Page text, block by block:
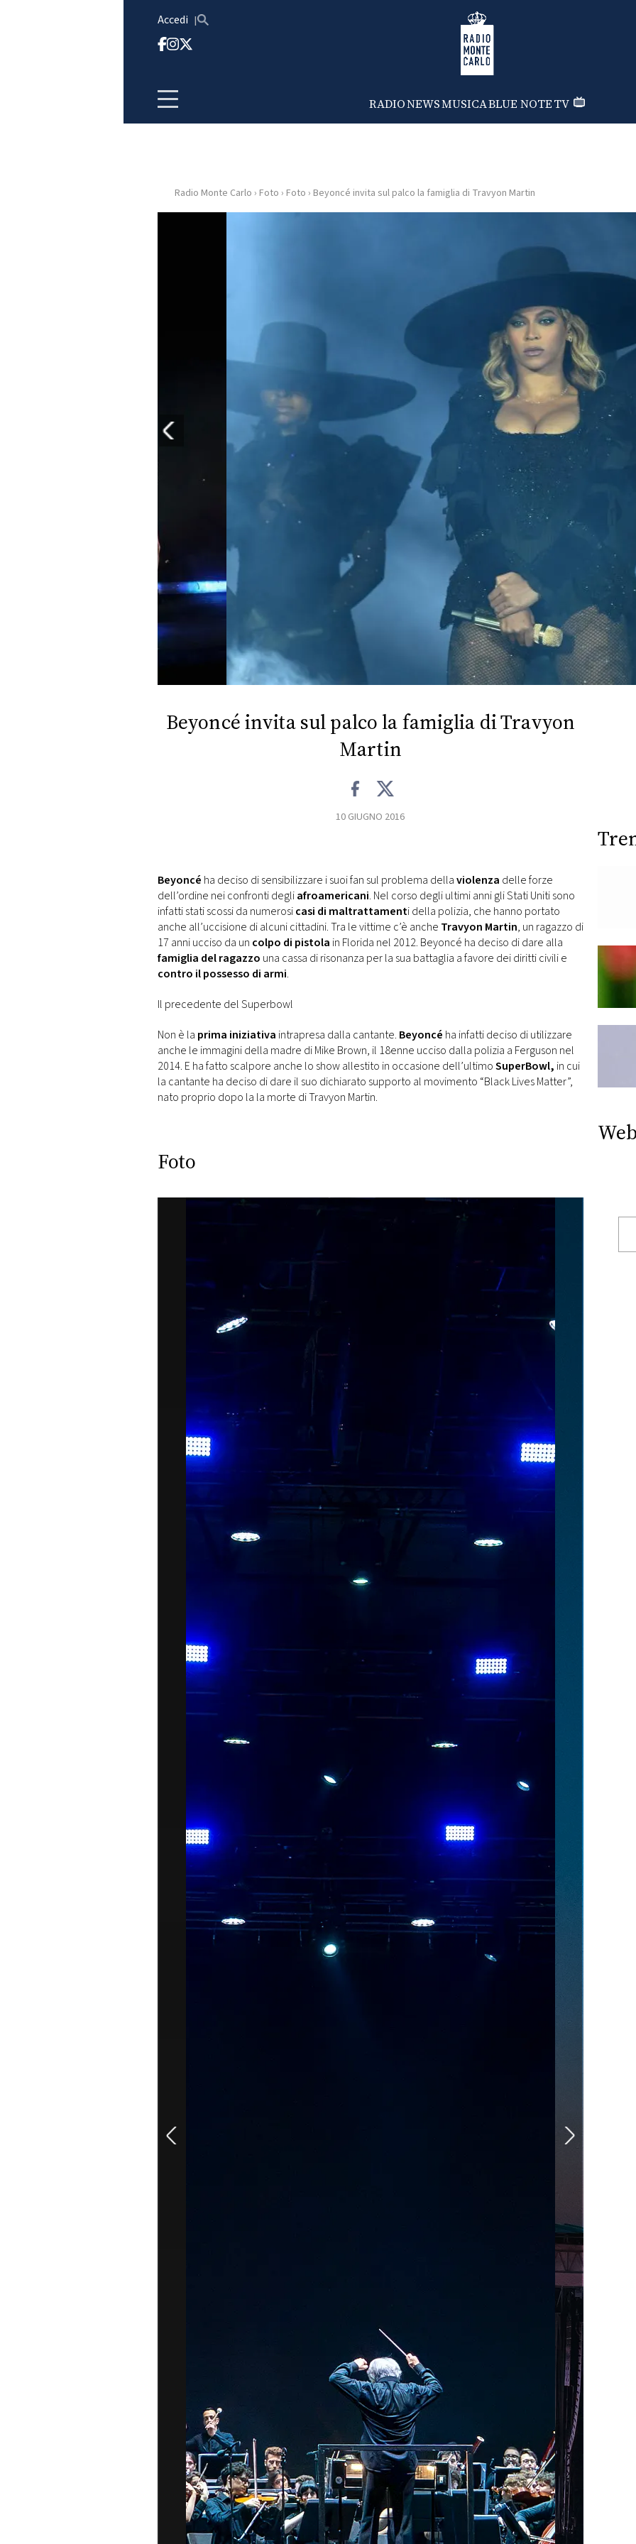
Accedi Radio Monte Carlo
RADIONEWSMUSICABLUE NOTETV
HOME
FOTO
VIDEO
TV
PRINCIPATO
DI
CONSIGLIA
Radio Monte Carlo › Foto › Foto › Beyoncé invita sul palco la famiglia di Travyon Martin
Beyoncé invita sul palco la famiglia di Travyon
Martin
10 GIUGNO 2016
Beyoncé ha deciso di sensibilizzare i suoi fan sul problema dellaviolenza delle forze
dell’ordine nei confronti degliafroamericani. Nel corso degli ultimi anni gli Stati Uniti sono
infatti stati scossi da numerosicasi di maltrattamenti della polizia, che hanno portato
anche all’uccisione di alcuni cittadini. Tra le vittime c’è anche Travyon Martin, un ragazzo di
17 anni ucciso da un colpo di pistola in Florida nel 2012. Beyoncé ha deciso di dare alla
famiglia del ragazzo una cassa di risonanza per la sua battaglia a favore dei diritti civili e
contro il possesso di armi.
Il precedente del Superbowl
Non è la prima iniziativa intrapresa dalla cantante. Beyoncé ha infatti deciso di utilizzare
anche le immagini della madre di Mike Brown, il 18enne ucciso dalla polizia a Ferguson nel
2014. E ha fatto scalpore anche lo show allestito in occasione dell’ultimoSuperBowl, in cui
la cantante ha deciso di dare il suo dichiarato supporto al movimento “Black Lives Matter”,
nato proprio dopo la la morte di Travyon Martin.
Foto